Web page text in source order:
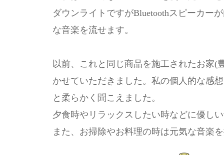
ダウンライトですがBluetoothスピーカー
な音楽を流せます。
以前、これと同じ商品を施工されたお家(
かせていただきました。私の個人的な感
と柔らかく聞こえました。
夕食時やリラックスしたい時などに優し
また、お掃除やお料理の時は元気な音楽